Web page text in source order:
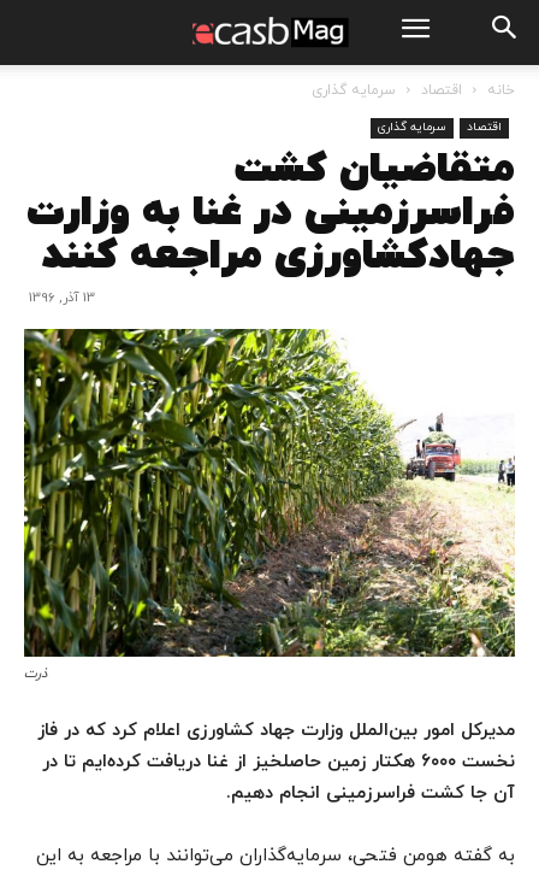
خانه اقتصاد سرمایه گذاری
اقتصاد سرمایه گذاری
متقاضیان کشت
فراسرزمینی در غنا به وزارت
جهادکشاورزی مراجعه کنند
13 آذر, 1396
ذرت
مدیرکل امور بین‌الملل وزارت جهاد کشاورزی اعلام کرد که در فاز
نخست ۶۰۰۰ هکتار زمین حاصلخیز از غنا دریافت کرده‌ایم تا در
آن جا کشت فراسرزمینی انجام دهیم.
به گفته هومن فتحی، سرمایه‌گذاران می‌توانند با مراجعه به این